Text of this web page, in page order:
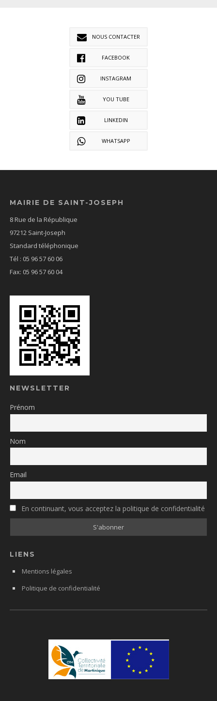
NOUS CONTACTER
FACEBOOK
INSTAGRAM
YOU TUBE
LINKEDIN
WHATSAPP
MAIRIE DE SAINT-JOSEPH
8 Rue de la République
97212 Saint-Joseph
Standard téléphonique
Tél : 05 96 57 60 06
Fax: 05 96 57 60 04
NEWSLETTER
Prénom
Nom
Email
En continuant, vous acceptez la politique de confidentialité
LIENS
Mentions légales
Politique de confidentialité